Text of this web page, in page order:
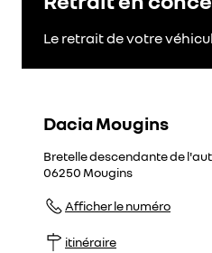
Le retrait de votre
Dacia Mougins
Bretelle descendante de
06250 Mougins
Afficher le numéro
itinéraire